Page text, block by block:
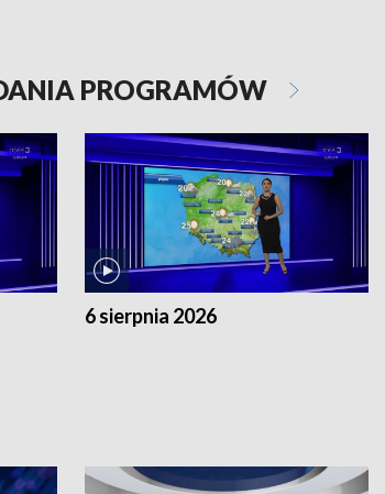
PROGRAMÓW
6 sierpnia 2026